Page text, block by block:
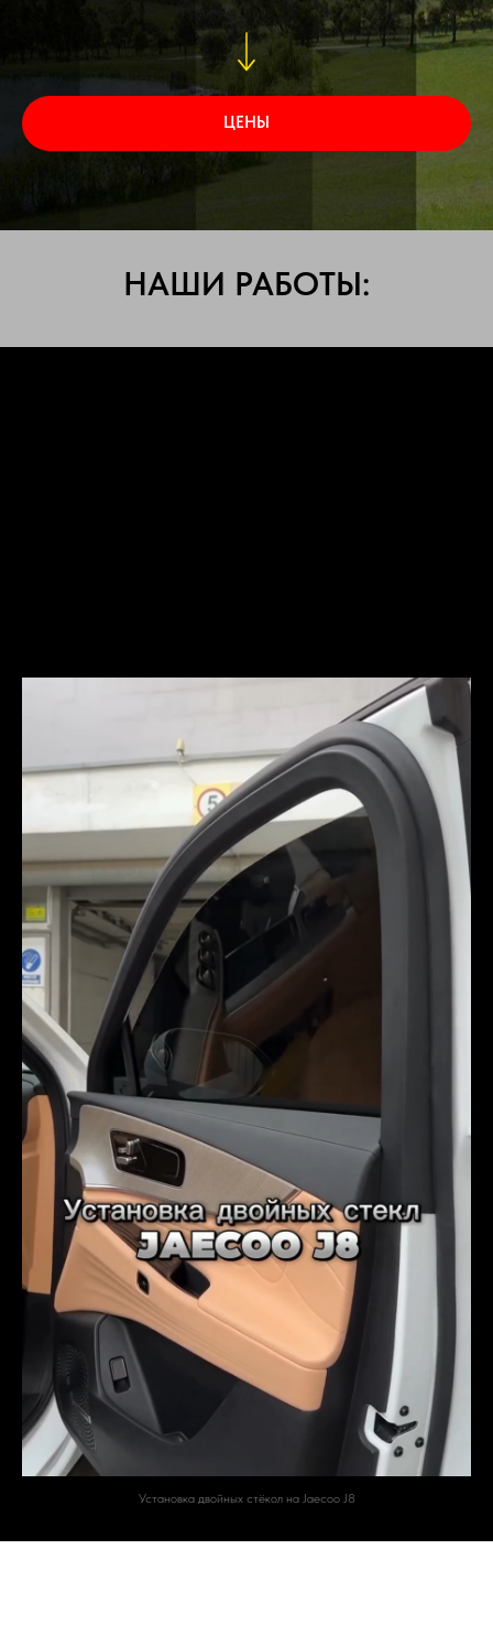
ЦЕНЫ
НАШИ РАБОТЫ:
Установка двойных стёкол на Jaecoo J8